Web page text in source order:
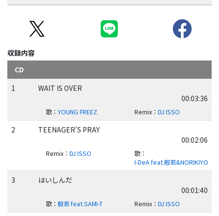
収録内容
CD
1
WAIT IS OVER
00:03:36
歌： YOUNG FREEZ Remix： DJ ISSO
2
TEENAGER'S PRAY
00:02:06
Remix： DJ ISSO 歌：
I-DeA feat.般若&NORIKIYO
3
はいしんだ
00:01:40
歌： 般若 feat.SAMI-T Remix： DJ ISSO